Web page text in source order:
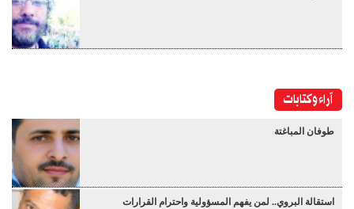
آراء وكتابات
طوفان المباغتة
استقالة البروي.. لمن يفهم المسؤولية واحترام القرارات